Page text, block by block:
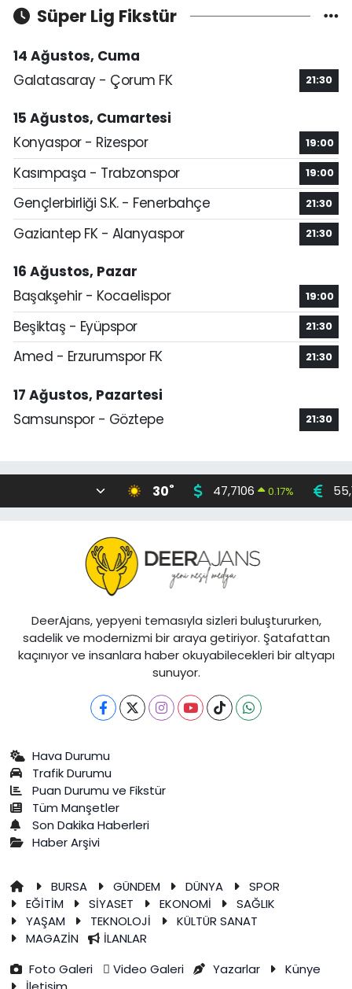
Süper Lig Fikstür
14 Ağustos, Cuma
Galatasaray - Çorum FK
21:30
15 Ağustos, Cumartesi
Konyaspor - Rizespor
19:00
Kasımpaşa - Trabzonspor 19:00
Gençlerbirliği S.K. - Fenerbahçe 21:30
Gaziantep FK - Alanyaspor 21:30
16 Ağustos, Pazar
Başakşehir - Kocaelispor
19:00
Beşiktaş - Eyüpspor 21:30
Amed - Erzurumspor FK 21:30
17 Ağustos, Pazartesi
Samsunspor - Göztepe
21:30
30° 47,7106 0.17%
DeerAjans, yepyeni temasıyla sizleri buluştururken,
sadelik ve modernizmi bir araya getiriyor. Şatafattan
kaçınıyor ve insanlara haber okuyabilecekleri bir altyapı
sunuyor.
Hava Durumu
Trafik Durumu
Puan Durumu ve Fikstür
Tüm Manşetler
Son Dakika Haberleri
Haber Arşivi
BURSA GÜNDEM DÜNYA
SPOR
EĞİTİM
SİYASET EKONOMİ
SAĞLIK
YAŞAM
TEKNOLOJİ
KÜLTÜR SANAT
MAGAZİN
İLANLAR
Foto Galeri
Video Galeri Yazarlar
Künye